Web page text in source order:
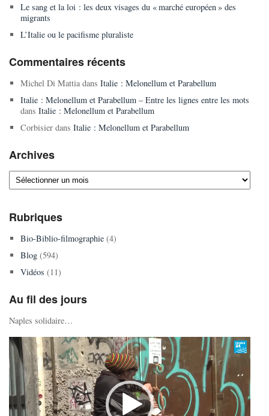
Le sang et la loi : les deux visages du « marché européen » des
migrants
L’Italie ou le pacifisme pluraliste
Commentaires récents
Michel Di Mattiadans Italie : Melonellum et Parabellum
Italie : Melonellum et Parabellum – Entre les lignes entre les mots
dans Italie : Melonellum et Parabellum
Corbisierdans Italie : Melonellum et Parabellum
Archives
Archives
Rubriques
Bio-Biblio-filmographie(4)
Blog(594)
Vidéos (11)
Au fil des jours
Naples solidaire…
Lecteur
vidéo